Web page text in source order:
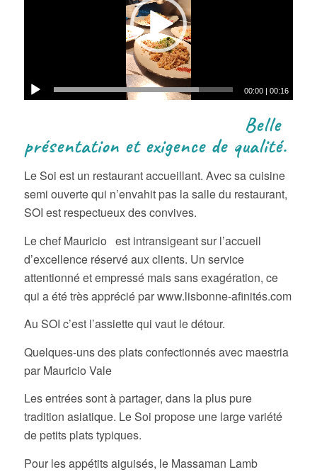
00:00 |00:16
Belle
présentation et exigence de qualité.
Le Soi est un restaurant accueillant. Avec sa cuisine
semi ouverte qui n’envahit pas la salle du restaurant,
SOI est respectueux des convives.
Le chef Mauricio est intransigeant sur l’accueil
d’excellence réservé aux clients. Un service
attentionné et empressé mais sans exagération, ce
qui a été très apprécié par www.lisbonne-afinités.com
Au SOI c’est l’assiette qui vaut le détour.
Quelques-uns des plats confectionnés avec maestria
par Mauricio Vale
Les entrées sont à partager, dans la plus pure
tradition asiatique. Le Soi propose une large variété
de petits plats typiques.
Pour les appétits aiguisés, le Massaman Lamb